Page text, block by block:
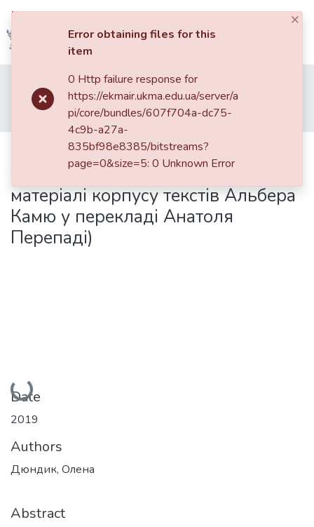
Communities
Collections
All of DSpace
013. Видання НаУКМА
Наукові записки НаУКМА. Мовознавство
Том 2
Слова автора: французьке dire тa українські відповідники (на матеріалі корпусу текстів Альбера Камю у перекладі Анатоля Перепаді)
Слова автора: французьке dire тa
українські відповідники (на
матеріалі корпусу текстів Альбера
Камю у перекладі Анатоля
Перепаді)
Loading...
Date
2019
Authors
Дюндик, Олена
Abstract
×
Error obtaining files for this
item
0 Http failure response for
https://ekmair.ukma.edu.ua/server/a
pi/core/bundles/607f704a-dc75-
4c9b-a27a-
835bf98e8385/bitstreams?
page=0&size=5: 0 Unknown Error